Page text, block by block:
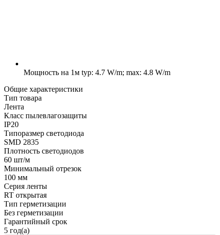
Мощность на 1м typ: 4.7 W/m; max: 4.8 W/m
Общие характеристики
Тип товара
Лента
Класс пылевлагозащиты
IP20
Типоразмер светодиода
SMD 2835
Плотность светодиодов
60 шт/м
Минимальный отрезок
100 мм
Серия ленты
RT открытая
Тип герметизации
Без герметизации
Гарантийный срок
5 год(а)